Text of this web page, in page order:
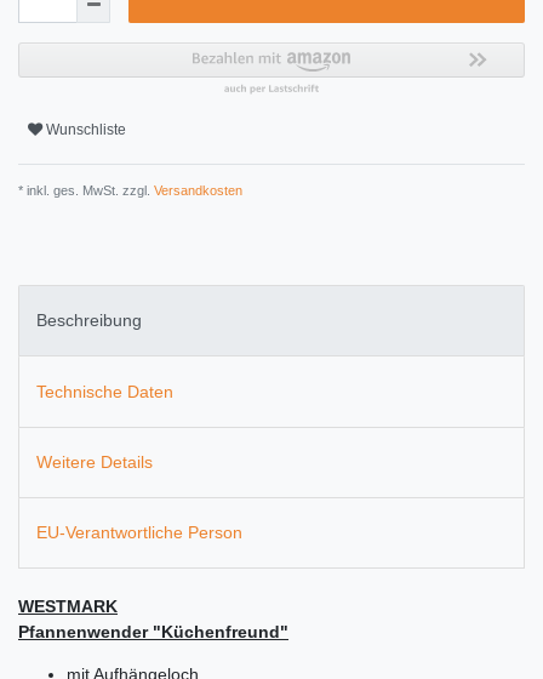
Wunschliste
* inkl. ges. MwSt. zzgl. Versandkosten
Beschreibung
Technische Daten
Weitere Details
EU-Verantwortliche Person
WESTMARK
Pfannenwender "Küchenfreund"
mit Aufhängeloch